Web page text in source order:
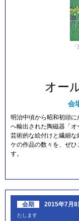
オー
会
明治中頃から昭和初頭
へ輸出された陶磁器「オ
芸術的な絵付けと繊細
ケの作品の数々を、ぜ
す。
会期 2015年7月8
たします